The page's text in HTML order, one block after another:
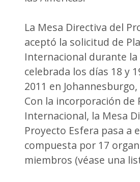
La Mesa Directiva del
aceptó la solicitud de
Internacional durante
celebrada los días 18 y
2011 en
Con la incorporación de
Internacional, la Mesa
Proyecto Esfera pasa a
compuesta por 17
miembros (véase una